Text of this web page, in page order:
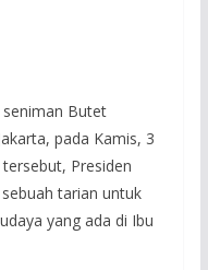
Butet
pada Kamis, 3
Presiden
tarian untuk
yang ada di Ibu